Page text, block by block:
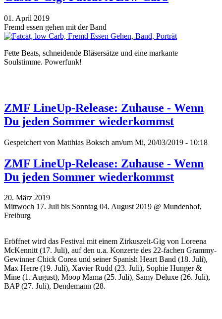
01. April 2019
Fremd essen gehen mit der Band
Fette Beats, schneidende Bläsersätze und eine markante
Soulstimme. Powerfunk!
ZMF LineUp-Release: Zuhause - Wenn
Du jeden Sommer wiederkommst
Gespeichert von Matthias Boksch am/um Mi, 20/03/2019 - 10:18
ZMF LineUp-Release: Zuhause - Wenn
Du jeden Sommer wiederkommst
20. März 2019
Mittwoch 17. Juli bis Sonntag 04. August 2019 @ Mundenhof,
Freiburg
Eröffnet wird das Festival mit einem Zirkuszelt-Gig von Loreena
McKennitt (17. Juli), auf den u.a. Konzerte des 22-fachen Grammy-
Gewinner Chick Corea und seiner Spanish Heart Band (18. Juli),
Max Herre (19. Juli), Xavier Rudd (23. Juli), Sophie Hunger &
Mine (1. August), Moop Mama (25. Juli), Samy Deluxe (26. Juli),
BAP (27. Juli), Dendemann (28.